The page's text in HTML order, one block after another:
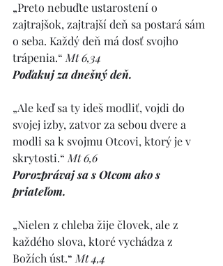
„Preto nebuďte ustarostení o
zajtrajšok, zajtrajší deň sa postará sám
o seba. Každý deň má dosť svojho
trápenia.“ Mt 6,34
Poďakuj za dnešný deň.
„Ale keď sa ty ideš modliť, vojdi do
svojej izby, zatvor za sebou dvere a
modli sa k svojmu Otcovi, ktorý je v
skrytosti.“ Mt 6,6
Porozprávaj sa s Otcom ako s
priateľom.
„Nielen z chleba žije človek, ale z
každého slova, ktoré vychádza z
Božích úst.“ Mt 4,4